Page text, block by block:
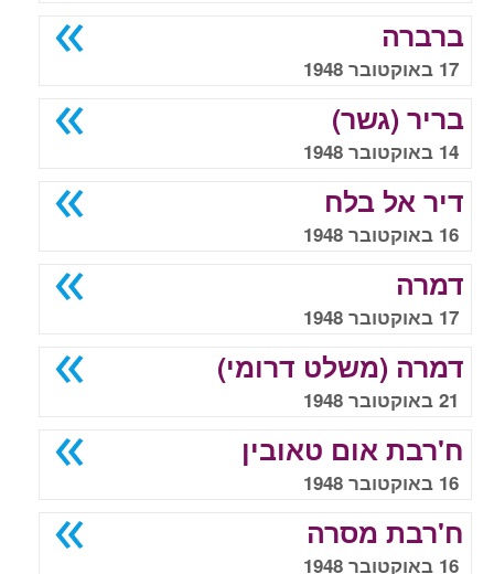
ברברה
17 באוקטובר 1948
בריר (גשר)
14 באוקטובר 1948
דיר אל בלח
16 באוקטובר 1948
דמרה
17 באוקטובר 1948
דמרה (משלט דרומי)
21 באוקטובר 1948
ח'רבת אום טאובין
16 באוקטובר 1948
ח'רבת מסרה
16 באוקטובר 1948